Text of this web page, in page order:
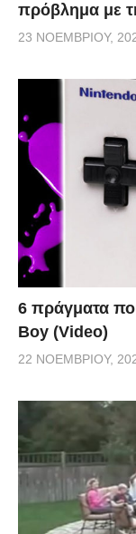
πρόβλημα με
23 ΝΟΕΜΒΡΊΟΥ,
6 πράγματα
Boy (Video)
22 ΝΟΕΜΒΡΊΟΥ,